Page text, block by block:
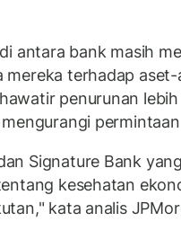
antara bank masih
mereka terhadap
penurunan
Signature Bank
kesehatan
kata analis